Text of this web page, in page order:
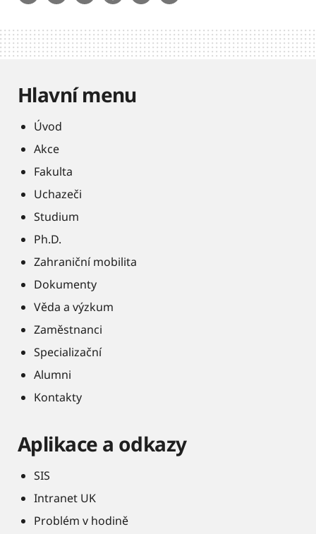
Hlavní menu
Úvod
Akce
Fakulta
Uchazeči
Studium
Ph.D.
Zahraniční mobilita
Dokumenty
Věda a výzkum
Zaměstnanci
Specializační
Alumni
Kontakty
Aplikace a odkazy
SIS
Intranet UK
Problém v hodině